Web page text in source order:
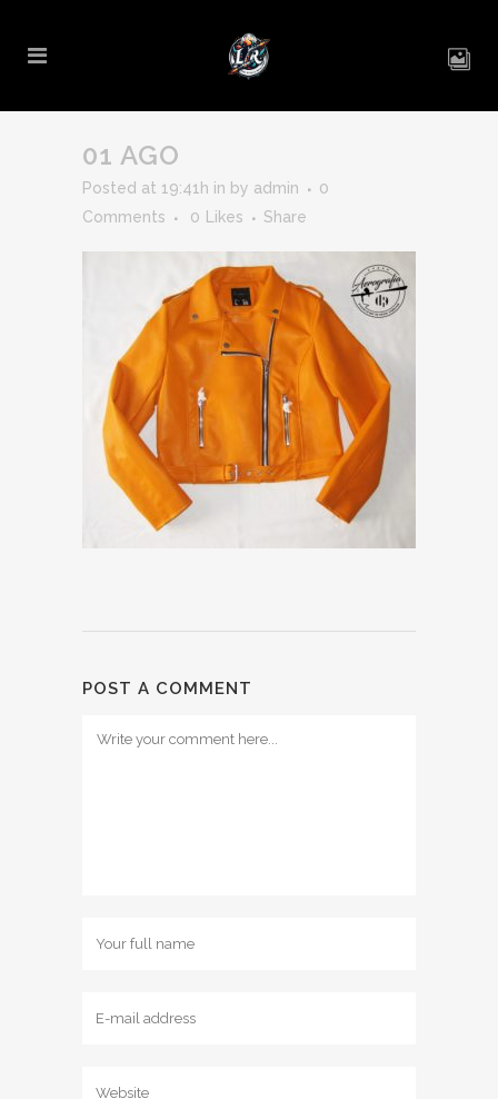
01 AGO
Posted at 19:41h in by admin
0
Comments
0 Likes Share
POST A COMMENT